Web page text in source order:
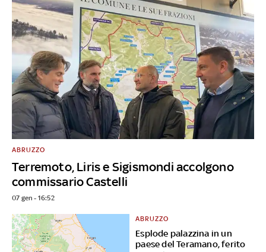
Terremoto, Liris e Sigismondi accolgono
commissario Castelli
ABRUZZO
07 gen - 16:52
Esplode palazzina in un
paese del Teramano, ferito
ABRUZZO